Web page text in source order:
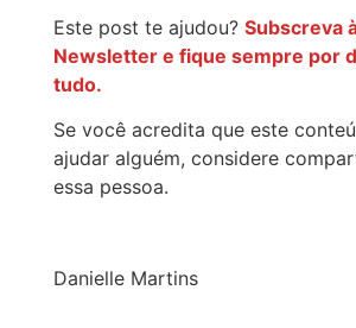
Este post te ajudou? Subscreva
Newsletter e fique sempre por
tudo.
Se você acredita que este
ajudar alguém, considere
essa pessoa.
Danielle Martins